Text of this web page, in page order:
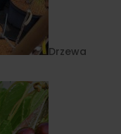
Drzewa